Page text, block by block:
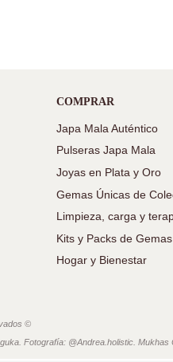
COMPRAR
Japa Mala Auténtico
Pulseras Japa Mala
Joyas en Plata y Oro
Gemas Únicas de
Limpieza, carga y
Kits y Packs de Gemas
Hogar y Bienestar
©
Fotografía: @Andrea.holistic. Mukhas